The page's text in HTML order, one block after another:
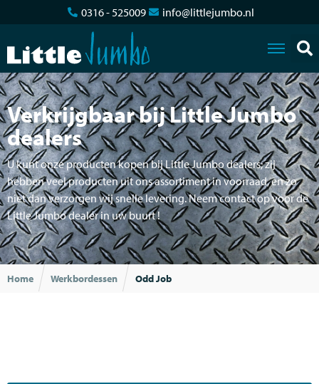
0316 - 525009 info@littlejumbo.nl
Verkrijgbaar bij Little Jumbo
dealers
U kunt onze producten kopen bij Little Jumbo dealers; zij
hebben veel producten uit ons assortiment in voorraad, en zo
niet dan verzorgen wij snelle levering. Neem contact op voor de
Little Jumbo dealer in uw buurt !
Home Werkbordessen Odd Job